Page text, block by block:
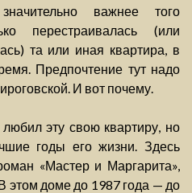
важнее того
перестраивалась (или
та или иная квартира, в
Предпочтение тут надо
И вот почему.
эту свою квартиру, но
годы его жизни. Здесь
«Мастер и Маргарита»,
этом доме до 1987 года — до